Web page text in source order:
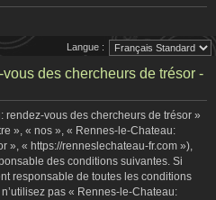
Langue :
des chercheurs de trésor -
rendez-vous des chercheurs de trésor »
», « nos », « Rennes-le-Chateau:
», « https://renneslechateau-fr.com »),
des conditions suivantes. Si
responsable de toutes les conditions
pas « Rennes-le-Chateau: